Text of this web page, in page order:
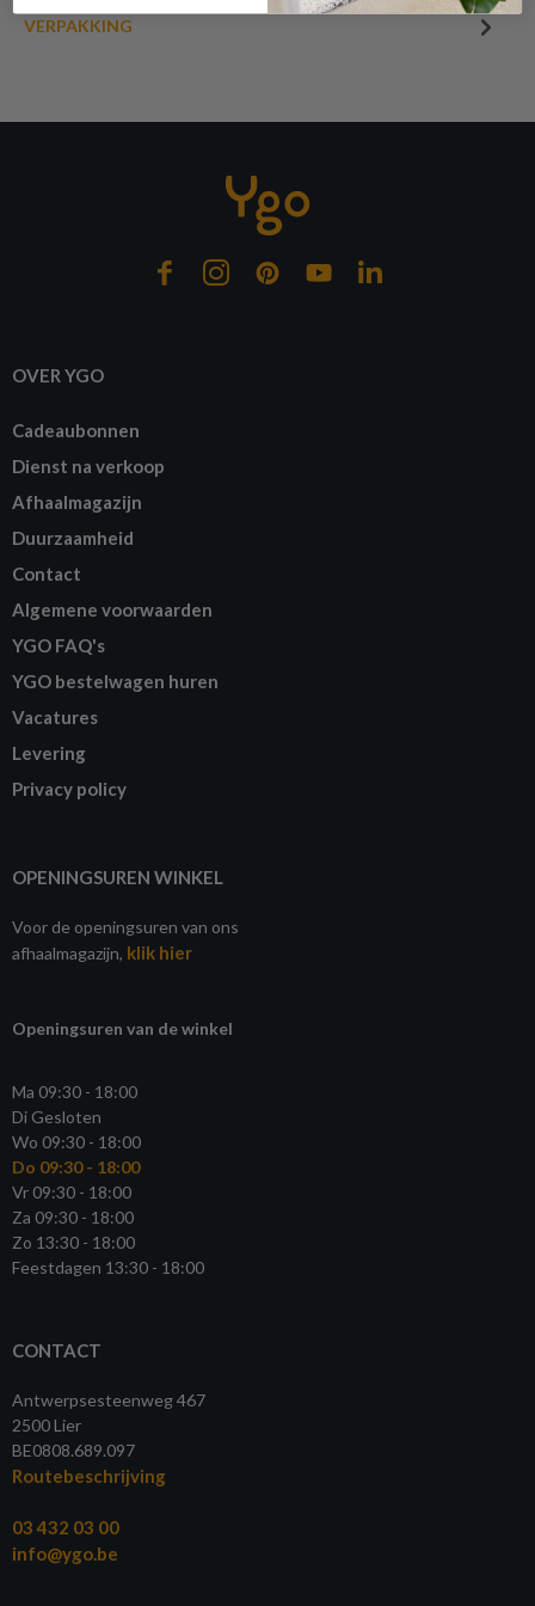
VERPAKKING
OVER YGO
Cadeaubonnen
Dienst na verkoop
Afhaalmagazijn
Duurzaamheid
Contact
Algemene voorwaarden
YGO FAQ's
YGO bestelwagen huren
Vacatures
Levering
Privacy policy
OPENINGSUREN WINKEL
Voor de openingsuren van ons
afhaalmagazijn, klik hier
Openingsuren van de winkel
Ma 09:30 - 18:00
Di Gesloten
Wo 09:30 - 18:00
Do 09:30 - 18:00
Vr 09:30 - 18:00
Za 09:30 - 18:00
Zo 13:30 - 18:00
Feestdagen 13:30 - 18:00
CONTACT
Antwerpsesteenweg 467
2500 Lier
BE0808.689.097
Routebeschrijving
03 432 03 00
info@ygo.be